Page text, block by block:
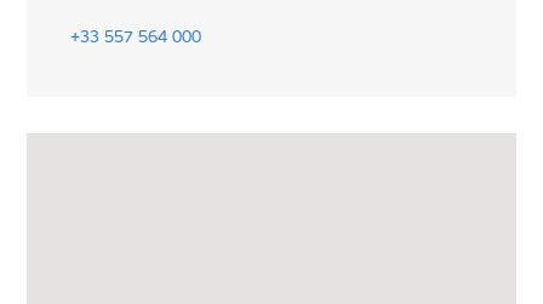
+33 557 564 000